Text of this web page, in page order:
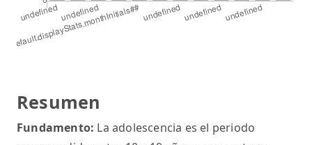
Resumen
Fundamento: La adolescencia es el periodo